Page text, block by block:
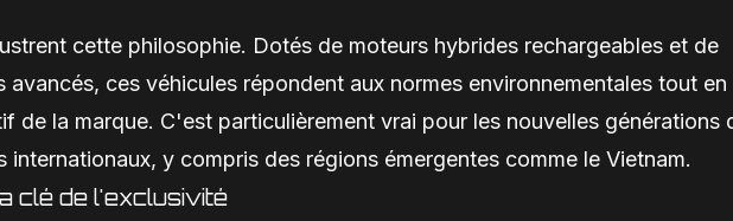
cette philosophie. Dotés de moteurs hybrides rechargeables et de
avancés, ces véhicules répondent aux normes environnementales tout en
de la marque. C'est particulièrement vrai pour les nouvelles générations
internationaux, y compris des régions émergentes comme le Vietnam.
clé de l'exclusivité